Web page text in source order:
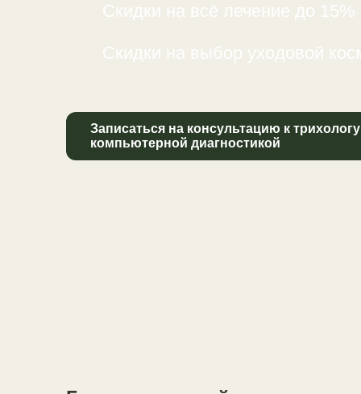
Скидки на всё лечение до 15%
Скидки на выбор уходовой
Записаться на консультацию к
компьютерной диагностикой